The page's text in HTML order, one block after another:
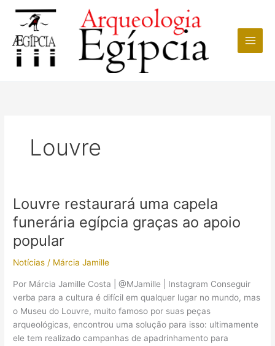
conteúdo
Louvre
Louvre restaurará uma capela
funerária egípcia graças ao apoio
popular
Notícias / Márcia Jamille
Por Márcia Jamille Costa | @MJamille | Instagram Conseguir
verba para a cultura é difícil em qualquer lugar no mundo, mas
o Museu do Louvre, muito famoso por suas peças
arqueológicas, encontrou uma solução para isso: ultimamente
ele tem realizado campanhas de apadrinhamento para